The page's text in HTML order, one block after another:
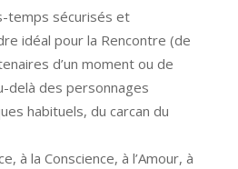
temps sécurisés et
idéal pour la Rencontre (de
d’un moment ou de
delà des personnages
habituels, du carcan du
à la Conscience, à l’Amour, à